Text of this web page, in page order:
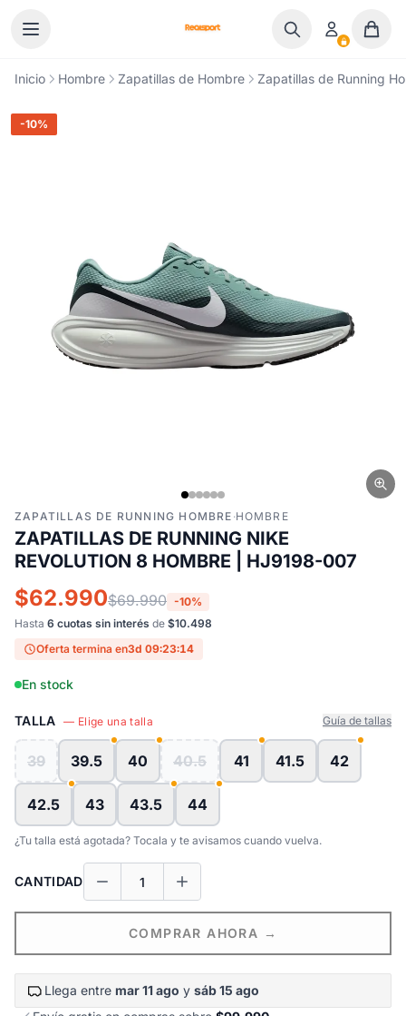
Inicio Hombre Zapatillas de Hombre Zapatillas de Running
-10%
ZAPATILLAS DE RUNNING HOMBRE ·HOMBRE
ZAPATILLAS DE RUNNING NIKE
REVOLUTION 8 HOMBRE | HJ9198-007
$62.990$69.990 -10%
Hasta 6 cuotas sin interés de $10.498
Oferta termina en3d 09:23:13
En stock
TALLA — Elige una talla Guía de tallas
39 39.5 40 40.5 41 41.5 42
42.5 43 43.5 44
¿Tu talla está agotada? Tocala y te avisamos cuando vuelva.
CANTIDAD
COMPRAR AHORA →
Llega entre mar 11 ago y sáb 15 ago